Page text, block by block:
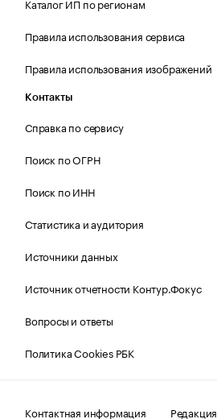
Каталог ИП по регионам
Правила использования сервиса
Правила использования изображений
Контакты
Справка по сервису
Поиск по ОГРН
Поиск по ИНН
Статистика и аудитория
Источники данных
Источник отчетности Контур.Фокус
Вопросы и ответы
Политика Cookies РБК
Контактная информация Редакция